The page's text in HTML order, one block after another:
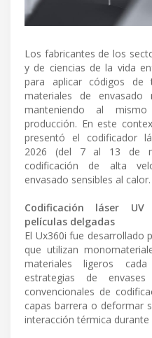
Los fabricantes de los
y de ciencias de la vida
para aplicar códigos de
materiales de envasado
manteniendo al
producción. En este
presentó el codificador
2026 (del 7 al 13 de
codificación de alta
envasado sensibles al calor.
Codificación láser
películas delgadas
El Ux360i fue desarrollado
que utilizan
materiales ligeros
estrategias de
convencionales de
capas barrera o deformar
interacción térmica durante